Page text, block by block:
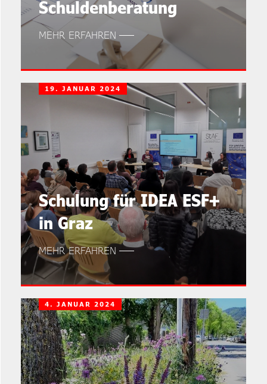
Schuldenberatung
MEHR ERFAHREN
Schulung für IDEA ESF+
in Graz
19. JANUAR 2024
MEHR ERFAHREN
4. JANUAR 2024